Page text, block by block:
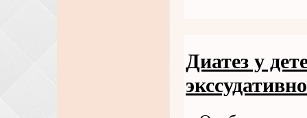
Диатез у
экссудативно